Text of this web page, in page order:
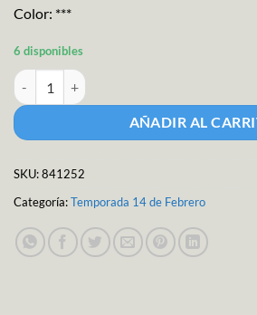
Color: ***
6 disponibles
Papel Couche Corazones M-879 cantidad
AÑADIR AL
SKU:841252
Categoría:Temporada 14 de Febrero